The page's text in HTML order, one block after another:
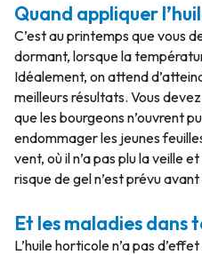
Quand appliquer
C’est au printemps que vous
dormant, lorsque la
Idéalement, on attend
meilleurs résultats. Vous
que les bourgeons n’ouvrent
endommager les jeunes
vent, où il n’a pas plu la veille
risque de gel n’est prévu
Et les maladies dans
L’huile horticole n’a pas